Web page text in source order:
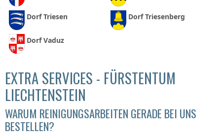
Dorf Triesen Dorf Triesenberg
Dorf Vaduz
EXTRA SERVICES - FÜRSTENTUM
LIECHTENSTEIN
WARUM REINIGUNGSARBEITEN GERADE BEI UNS
BESTELLEN?